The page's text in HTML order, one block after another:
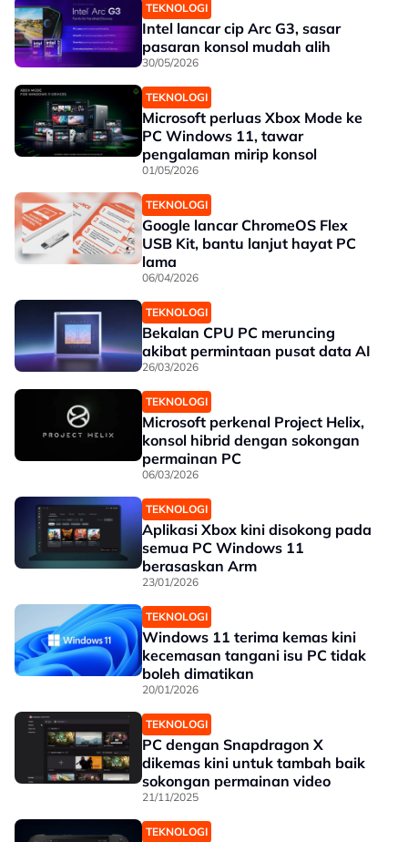
TEKNOLOGI
Intel lancar cip Arc G3, sasar
pasaran konsol mudah alih
30/05/2026
TEKNOLOGI
Microsoft perluas Xbox Mode ke
PC Windows 11, tawar
pengalaman mirip konsol
01/05/2026
TEKNOLOGI
Google lancar ChromeOS Flex
USB Kit, bantu lanjut hayat PC
lama
06/04/2026
TEKNOLOGI
Bekalan CPU PC meruncing
akibat permintaan pusat data AI
26/03/2026
TEKNOLOGI
Microsoft perkenal Project Helix,
konsol hibrid dengan sokongan
permainan PC
06/03/2026
TEKNOLOGI
Aplikasi Xbox kini disokong pada
semua PC Windows 11
berasaskan Arm
23/01/2026
TEKNOLOGI
Windows 11 terima kemas kini
kecemasan tangani isu PC tidak
boleh dimatikan
20/01/2026
TEKNOLOGI
PC dengan Snapdragon X
dikemas kini untuk tambah baik
sokongan permainan video
21/11/2025
TEKNOLOGI